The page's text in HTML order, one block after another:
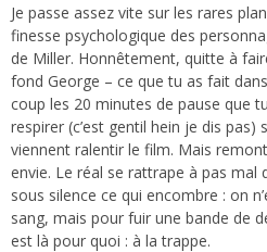
Je passe assez vite sur les rares
finesse psychologique des
de Miller. Honnêtement, quitte à
fond George – ce que tu as fait
coup les 20 minutes de pause que
respirer (c’est gentil hein je dis
viennent ralentir le film. Mais
envie. Le réal se rattrape à pas mal
sous silence ce qui encombre : on
sang, mais pour fuir une bande de
est là pour quoi : à la trappe.